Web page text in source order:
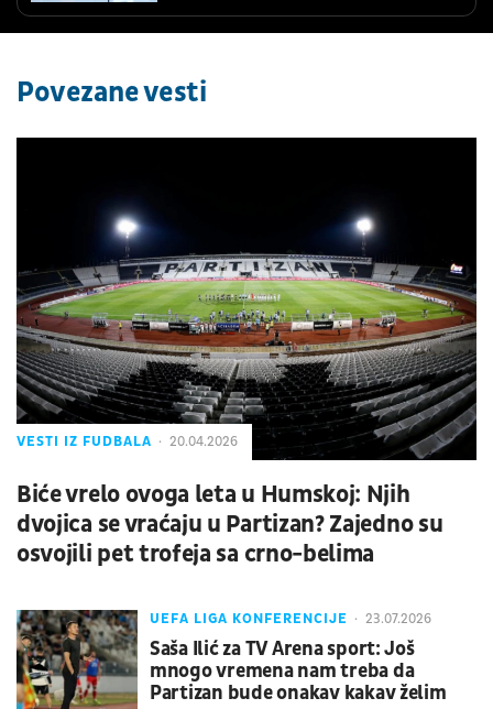
Povezane vesti
VESTI IZ FUDBALA 20.04.2026
Biće vrelo ovoga leta u Humskoj: Njih
dvojica se vraćaju u Partizan? Zajedno su
osvojili pet trofeja sa crno-belima
UEFA LIGA KONFERENCIJE 23.07.2026
Saša Ilić za TV Arena sport: Još
mnogo vremena nam treba da
Partizan bude onakav kakav želim